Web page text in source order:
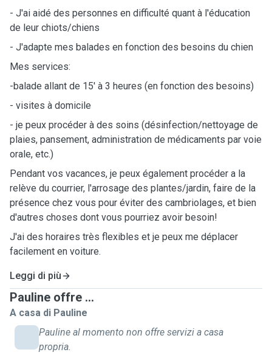
- J'ai aidé des personnes en difficulté quant à l'éducation
de leur chiots/chiens
- J'adapte mes balades en fonction des besoins du chien
Mes services:
-balade allant de 15' à 3 heures (en fonction des besoins)
- visites à domicile
- je peux procéder à des soins (désinfection/nettoyage de
plaies, pansement, administration de médicaments par voie
orale, etc.)
Pendant vos vacances, je peux également procéder a la
relève du courrier, l'arrosage des plantes/jardin, faire de la
présence chez vous pour éviter des cambriolages, et bien
d'autres choses dont vous pourriez avoir besoin!
J'ai des horaires très flexibles et je peux me déplacer
facilement en voiture.
Leggi di più
Pauline offre ...
A casa di Pauline
Pauline al momento non offre servizi a casa
propria.